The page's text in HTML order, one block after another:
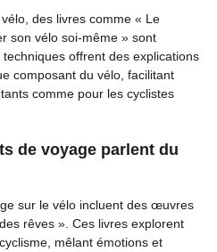
des livres comme « Le
son vélo soi-même » sont
offrent des explications
composant du vélo, facilitant
comme pour les cyclistes
de voyage parlent du
sur le vélo incluent des œuvres
rêves ». Ces livres explorent
mêlant émotions et